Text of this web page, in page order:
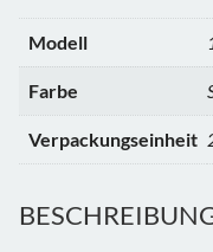
Modell
Farbe
Verpackungseinheit